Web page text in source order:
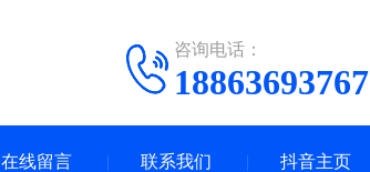
咨询电话：
18863693767
在线留言 联系我们 抖音主页